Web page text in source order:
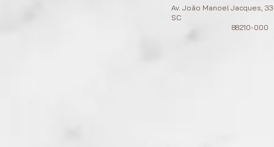
Av. João Manoel Jacques,
SC
88210-000